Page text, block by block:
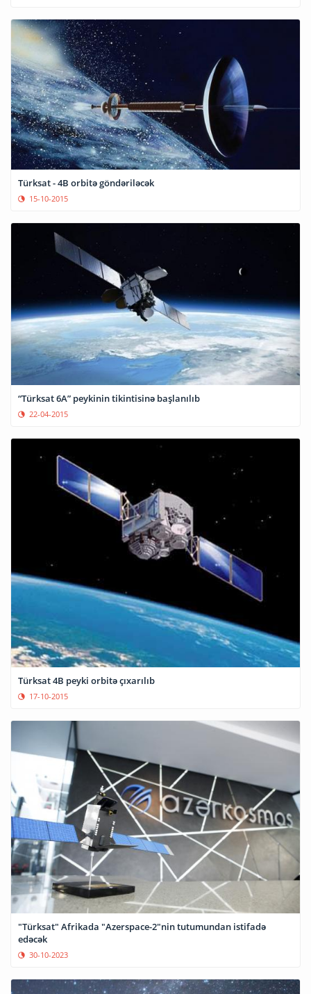
Türksat - 4B orbitə göndəriləcək
15-10-2015
“Türksat 6A” peykinin tikintisinə başlanılıb
22-04-2015
Türksat 4B peyki orbitə çıxarılıb
17-10-2015
"Türksat" Afrikada "Azerspace-2"nin tutumundan istifadə
edəcək
30-10-2023